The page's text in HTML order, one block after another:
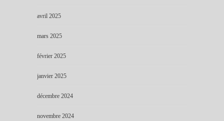
avril 2025
mars 2025
février 2025
janvier 2025
décembre 2024
novembre 2024